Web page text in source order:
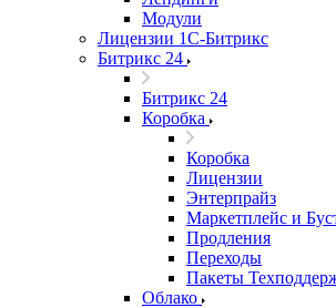
Модули
Лицензии 1С-Битрикс
Битрикс 24
Битрикс 24
Коробка
Коробка
Лицензии
Энтерпрайз
Маркетплейс и
Продления
Переходы
Пакеты
Облако